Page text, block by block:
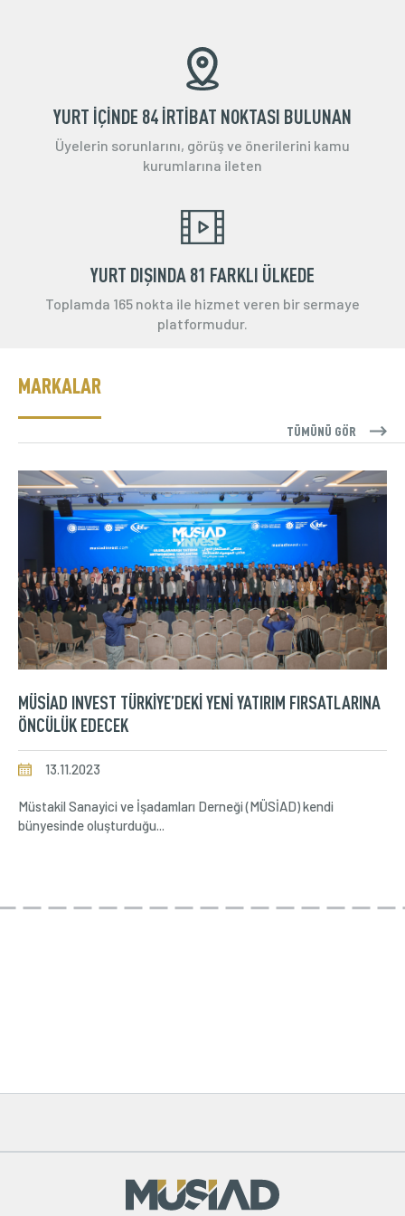
YURT İÇİNDE 84 İRTİBAT NOKTASI BULUNAN
Üyelerin sorunlarını, görüş ve önerilerini kamu
kurumlarına ileten
YURT DIŞINDA 81 FARKLI ÜLKEDE
Toplamda 165 nokta ile hizmet veren bir sermaye
platformudur.
MARKALAR
TÜMÜNÜ GÖR
MÜSİAD INVEST TÜRKİYE’DEKİ YENİ YATIRIM FIRSATLARINA
ÖNCÜLÜK EDECEK
13.11.2023
Müstakil Sanayici ve İşadamları Derneği (MÜSİAD) kendi
bünyesinde oluşturduğu...